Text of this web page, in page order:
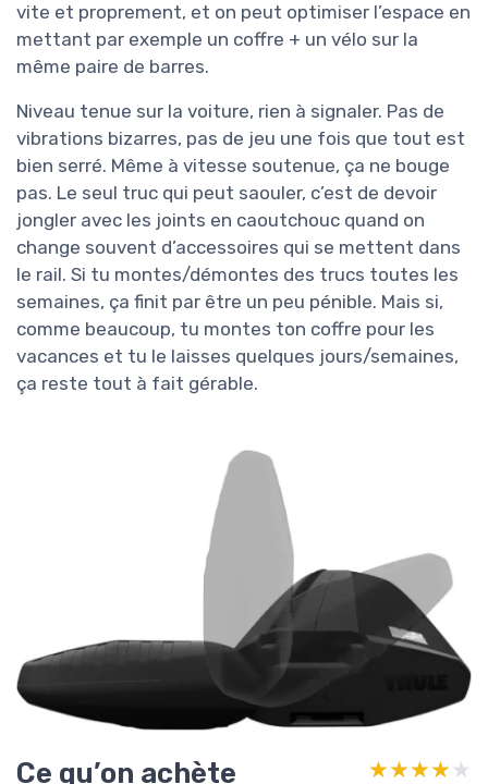
vite et proprement, et on peut optimiser l’espace en
mettant par exemple un coffre + un vélo sur la
même paire de barres.
Niveau tenue sur la voiture, rien à signaler. Pas de
vibrations bizarres, pas de jeu une fois que tout est
bien serré. Même à vitesse soutenue, ça ne bouge
pas. Le seul truc qui peut saouler, c’est de devoir
jongler avec les joints en caoutchouc quand on
change souvent d’accessoires qui se mettent dans
le rail. Si tu montes/démontes des trucs toutes les
semaines, ça finit par être un peu pénible. Mais si,
comme beaucoup, tu montes ton coffre pour les
vacances et tu le laisses quelques jours/semaines,
ça reste tout à fait gérable.
Ce qu’on achète ★★★★★
★★★★★